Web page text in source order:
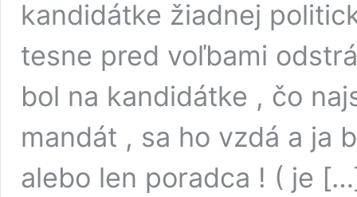
kandidátke žiadnej
tesne pred voľbami
bol na kandidátke , čo
mandát , sa ho vzdá a ja
alebo len poradca ! ( je